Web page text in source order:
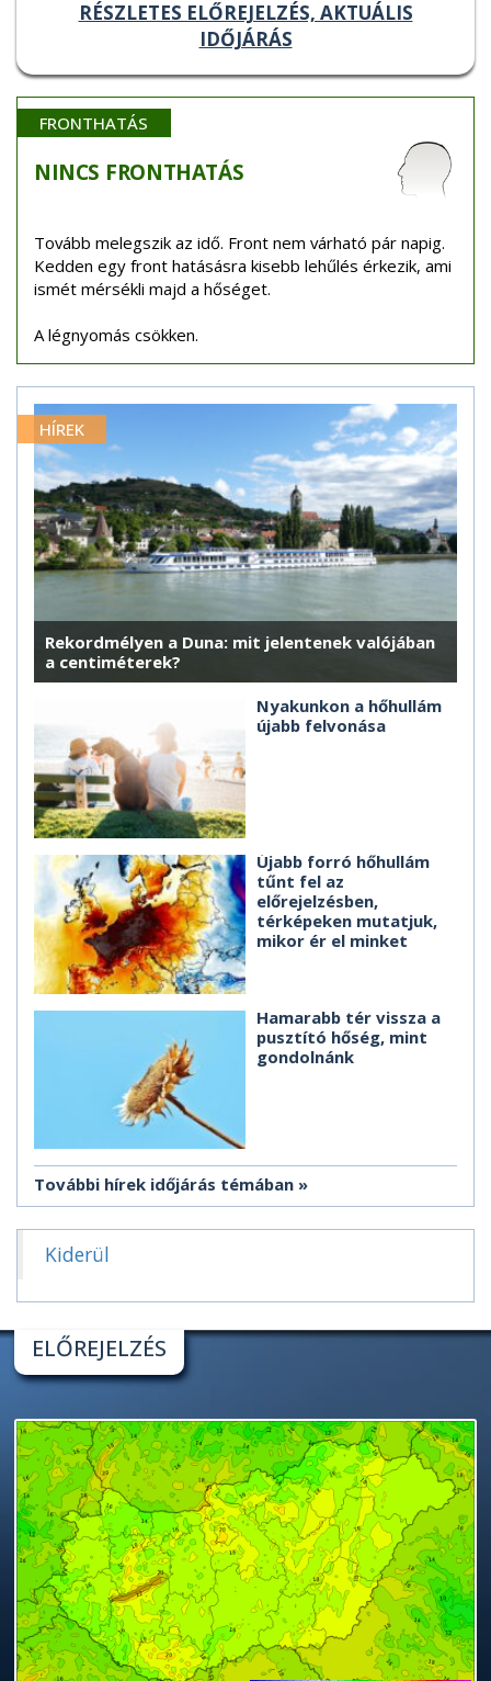
RÉSZLETES ELŐREJELZÉS, AKTUÁLIS
IDŐJÁRÁS
FRONTHATÁS
NINCS FRONTHATÁS
Tovább melegszik az idő. Front nem várható pár napig.
Kedden egy front hatásásra kisebb lehűlés érkezik, ami
ismét mérsékli majd a hőséget.
A légnyomás csökken.
HÍREK
Rekordmélyen a Duna: mit jelentenek valójában
a centiméterek?
Nyakunkon a hőhullám
újabb felvonása
Újabb forró hőhullám
tűnt fel az
előrejelzésben,
térképeken mutatjuk,
mikor ér el minket
Hamarabb tér vissza a
pusztító hőség, mint
gondolnánk
További hírek időjárás témában
Kiderül
ELŐREJELZÉS